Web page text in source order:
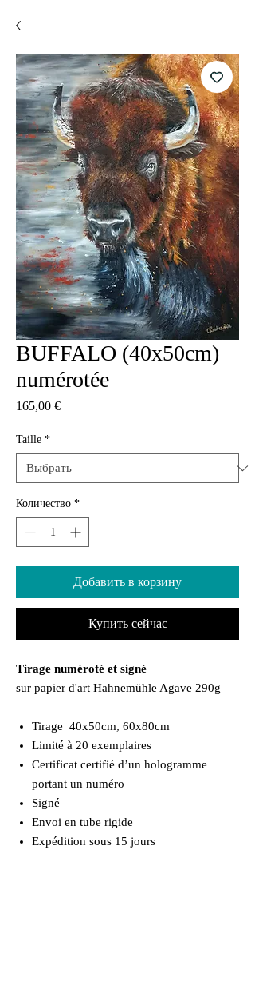
BUFFALO (40x50cm)
numérotée
165,00 €Цена
Taille *
Количество *
Добавить в корзину
Купить сейчас
Tirage numéroté et signé
sur papier d'art Hahnemühle Agave 290g
Tirage 40x50cm, 60x80cm
Limité à 20 exemplaires
Certificat certifié d’un hologramme
portant un numéro
Signé
Envoi en tube rigide
Expédition sous 15 jours